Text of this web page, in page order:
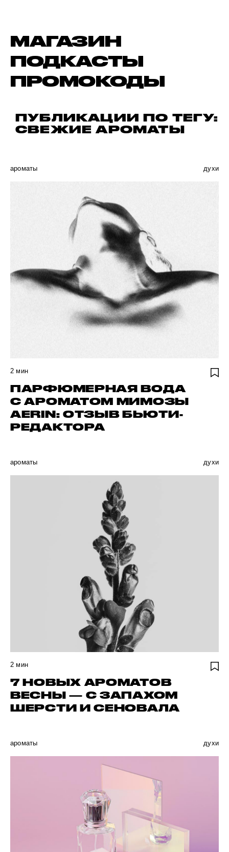
МАГАЗИН
ПОДКАСТЫ
ПРОМОКОДЫ
ПУБЛИКАЦИИ ПО ТЕГУ:
СВЕЖИЕ АРОМАТЫ
ароматы духи
2 мин
ПАРФЮМЕРНАЯ ВОДА
С АРОМАТОМ МИМОЗЫ
AERIN: ОТЗЫВ БЬЮТИ-
РЕДАКТОРА
ароматы духи
2 мин
7 НОВЫХ АРОМАТОВ
ВЕСНЫ — С ЗАПАХОМ
ШЕРСТИ И СЕНОВАЛА
ароматы духи